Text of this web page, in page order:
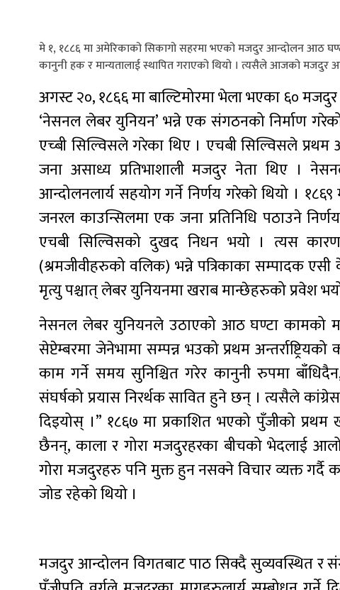
मे १, १८८६ मा अमेरिकाको सिकागो सहरमा भएको मजदुर आन्दोलन आठ
कानुनी हक र मान्यतालाई स्थापित गराएको थियो । त्यसैले आजको मजदुर
अगस्ट २०, १८६६ मा बाल्टिमोरमा भेला भएका ६०
‘नेसनल लेबर युनियन’ भन्ने एक संगठनको निर्माण
एच्बी सिल्विसले गरेका थिए । एचबी सिल्विसले प्रथम
जना असाध्य प्रतिभाशाली मजदुर नेता थिए ।
आन्दोलनलार्य सहयोग गर्ने निर्णय गरेको थियो । १८६९
जनरल काउन्सिलमा एक जना प्रतिनिधि पठाउने
एचबी सिल्विसको दुखद निधन भयो । त्यस कारण
(श्रमजीवीहरुको वलिक) भन्ने पत्रिकाका सम्पादक एसी
मृत्यु पश्चात् लेबर युनियनमा खराब मान्छेहरुको प्रवेश
नेसनल लेबर युनियनले उठाएको आठ घण्टा कामको
सेप्टेम्बरमा जेनेभामा सम्पन्न भउको प्रथम
काम गर्ने समय सुनिश्चित गरेर कानुनी रुपमा
संघर्षको प्रयास निरर्थक सावित हुने छन् । त्यसैले
दिइयोस् ।” १८६७ मा प्रकाशित भएको पुँजीको
छैनन्, काला र गोरा मजदुरहरका बीचको भेदलाई
गोरा मजदुरहरु पनि मुक्त हुन नसक्ने विचार व्यक्त गर्दै
जोड रहेको थियो ।
मजदुर आन्दोलन विगतबाट पाठ सिक्दै सुव्यवस्थित र